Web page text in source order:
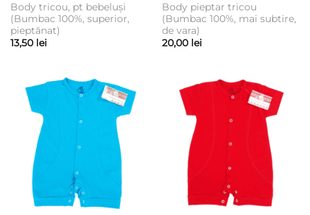
Body tricou, pt bebeluși
(Bumbac 100%, superior,
pieptănat)
13,50 lei
Body pieptar tricou
(Bumbac 100%, mai subtire,
de vara)
20,00 lei